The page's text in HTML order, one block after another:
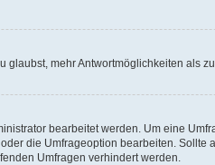
mehr Antwortmöglichkeiten als
bearbeitet werden. Um eine
die Umfrageoption bearbeiten.
Umfragen verhindert werden.